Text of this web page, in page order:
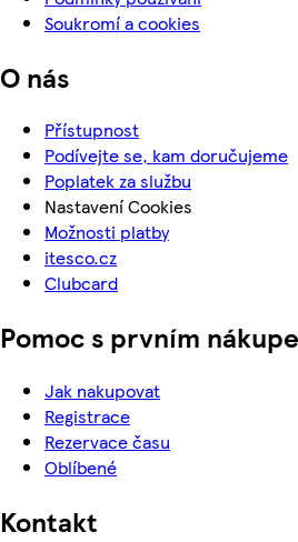
Soukromí a cookies
O nás
Přístupnost
Podívejte se, kam doručujeme
Poplatek za službu
Nastavení Cookies
Možnosti platby
itesco.cz
Clubcard
Pomoc s prvním
Jak nakupovat
Registrace
Rezervace času
Oblíbené
Kontakt